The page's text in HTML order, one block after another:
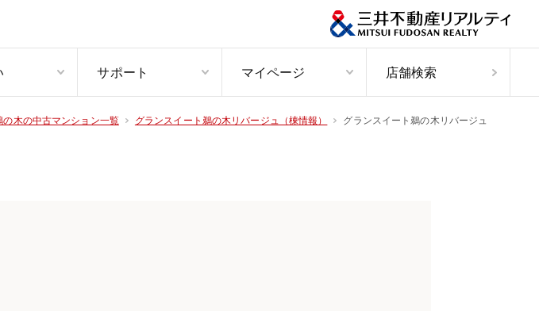
サポート マイページ 店舗検索
の木の中古マンション一覧 グランスイート鵜の木リバージュ（棟情報） グランスイート鵜の木リバージュ